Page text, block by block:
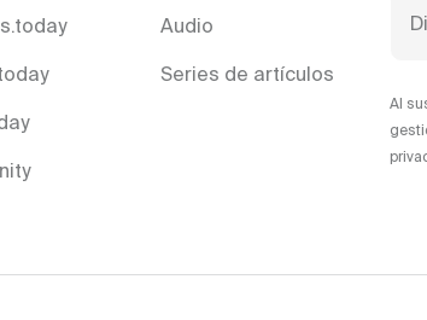
Audio
Series de artículos
Al